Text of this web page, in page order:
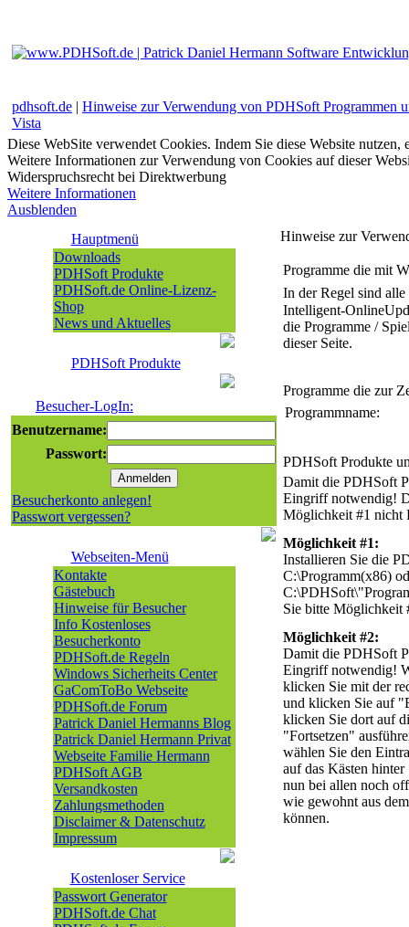
pdhsoft.de | Hinweise zur Verwendung von PDHSoft Programmen
Vista
Diese WebSite verwendet Cookies. Indem Sie diese Website
Weitere Informationen zur Verwendung von Cookies auf dieser
Widerspruchsrecht bei Direktwerbung
Weitere Informationen
Ausblenden
Hauptmenü
Downloads
PDHSoft Produkte
PDHSoft.de Online-Lizenz-
Shop
News und Aktuelles
PDHSoft Produkte
Besucher-LogIn:
Benutzername:
Passwort:
Besucherkonto anlegen!
Passwort vergessen?
Webseiten-Menü
Kontakte
Gästebuch
Hinweise für Besucher
Info Kostenloses
Besucherkonto
PDHSoft.de Regeln
Windows Sicherheits Center
GaComToBo Webseite
PDHSoft.de Forum
Patrick Daniel Hermanns Blog
Patrick Daniel Hermann Privat
Webseite Familie Hermann
PDHSoft AGB
Versandkosten
Zahlungsmethoden
Disclaimer & Datenschutz
Impressum
Kostenloser Service
Passwort Generator
PDHSoft.de Chat
Hinweise zur
Programme die mit
In der Regel sind
Intelligent-
die Programme /
dieser Seite.
Programme die zur
Programmname:
PDHSoft Produkte
Damit die PDHSoft
Eingriff notwendig!
Möglichkeit #1 nicht
Möglichkeit #1:
Installieren Sie die
C:\Programm(x86)
Sie bitte Möglichkeit
Möglichkeit #2:
Damit die PDHSoft
Eingriff notwendig!
klicken Sie mit der
und klicken Sie auf
klicken Sie dort auf
"Fortsetzen"
wählen Sie den
auf das Kästen
nun bei allen noch
wie gewohnt aus
können.